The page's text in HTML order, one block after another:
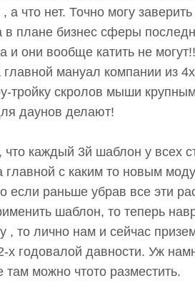
что нет. Точно могу
в плане бизнес сферы
и они вообще катить не
мануал компании из
тройку скролов мыши
даунов делают!
что каждый 3й шаблон у всех
главной с каким то новым
если раньше убрав все эти
шаблон, то теперь
, то лично нам и сейчас
х годовалой давности. Уж
там можно чтото разместить.